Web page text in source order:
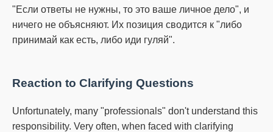
"Если ответы не нужны, то это ваше личное дело", и
ничего не объясняют. Их позиция сводится к "либо
принимай как есть, либо иди гуляй".
Reaction to Clarifying Questions
Unfortunately, many "professionals" don't understand this
responsibility. Very often, when faced with clarifying